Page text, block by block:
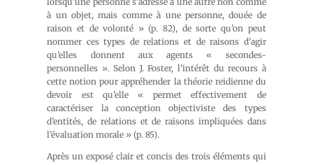
à un objet, mais comme à une personne, douée de
raison et de volonté » (p. 82), de sorte qu’on peut
nommer ces types de relations et de raisons d’agir
qu’elles donnent aux agents « secondes-
personnelles ». Selon J. Foster, l’intérêt du recours à
cette notion pour appréhender la théorie reidienne du
devoir est qu’elle « permet effectivement de
caractériser la conception objectiviste des types
d’entités, de relations et de raisons impliquées dans
l’évaluation morale » (p. 85).
Après un exposé clair et concis des trois éléments qui